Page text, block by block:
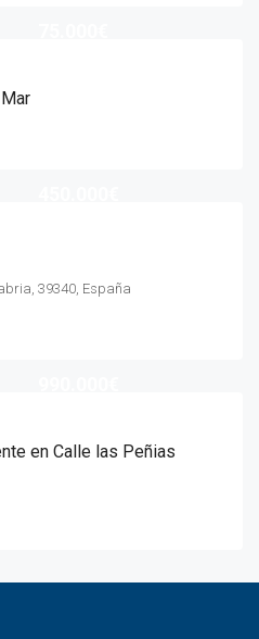
39340, España
en Calle las Peñias